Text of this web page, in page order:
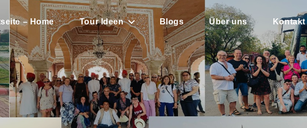
– Home Tour Ideen Blogs Über uns Kontakt